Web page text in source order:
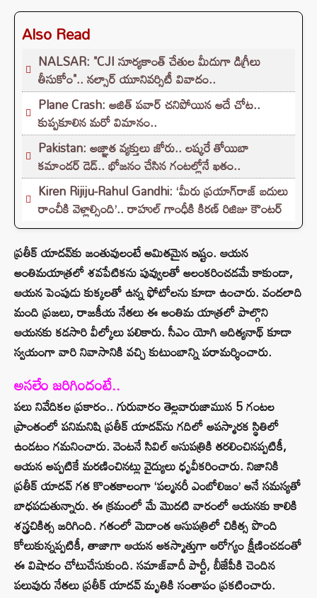
Also Read
NALSAR: "CJI సూర్యకాంత్‌ చేతుల మీదుగా డిగ్రీలు
తీసుకోం".. నల్సార్ యూనివర్సిటీ వివాదం..
Plane Crash: అజిత్ పవార్ చనిపోయిన అదే చోట..
కుప్పకూలిన మరో విమానం..
Pakistan: అజ్ఞాత వ్యక్తులు జోరు.. లష్కరే తోయిబా
కమాండర్ డెడ్.. భోజనం చేసిన గంటల్లోనే ఖతం..
Kiren Rijiju-Rahul Gandhi: ‘మీరు ప్రయాగ్‌రాజ్ బదులు
రాంచీకి వెళ్లాల్సింది’.. రాహుల్ గాంధీకి కిరణ్ రిజిజు కౌంటర్
ప్రతీక్ యాదవ్‌కు జంతువులంటే అమితమైన ఇష్టం. ఆయన
అంతిమయాత్రలో శవపేటికను పువ్వులతో అలంకరించడమే కాకుండా,
ఆయన పెంపుడు కుక్కలతో ఉన్న ఫోటోలను కూడా ఉంచారు. వందలాది
మంది ప్రజలు, రాజకీయ నేతలు ఈ అంతిమ యాత్రలో పాల్గొని
ఆయనకు కడసారి వీల్కోలు పలికారు. సీఎం యోగి ఆదిత్యనాథ్ కూడా
స్వయంగా వారి నివాసానికి వచ్చి కుటుంబాన్ని పరామర్శించారు.
అసలేం జరిగిందంటే..
పలు నివేదికల ప్రకారం.. గురువారం తెల్లవారుజామున 5 గంటల
ప్రాంతంలో పనిమనిషి ప్రతీక్ యాదవ్‌ను గదిలో అపస్మారక స్థితిలో
ఉండటం గమనించారు. వెంటనే సివిల్ ఆసుపత్రికి తరలించినప్పటికీ,
ఆయన అప్పటికే మరణించినట్లు వైద్యులు ధృవీకరించారు. నిజానికి
ప్రతీక్ యాదవ్ గత కొంతకాలంగా ‘పల్మనరీ ఎంబోలిజం’ అనే సమస్యతో
బాధపడుతున్నారు. ఈ క్రమంలో మే మొదటి వారంలో ఆయనకు కాలికి
శస్త్రచికిత్స జరిగింది. గతంలో మెదాంత ఆసుపత్రిలో చికిత్స పొంది
కోలుకున్నప్పటికీ, తాజాగా ఆయన అకస్మాత్తుగా ఆరోగ్యం క్షీణించడంతో
ఈ విషాదం చోటుచేసుకుంది. సమాజ్‌వాదీ పార్టీ, బీజేపీకి చెందిన
పలువురు నేతలు ప్రతీక్ యాదవ్ మృతికి సంతాపం ప్రకటించారు.